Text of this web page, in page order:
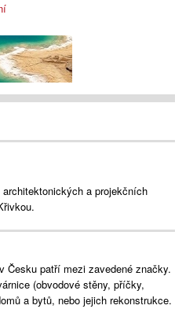
a projekčních
Česku patří mezi zavedené značky.
(obvodové stěny, příčky,
a bytů, nebo jejich rekonstrukce.